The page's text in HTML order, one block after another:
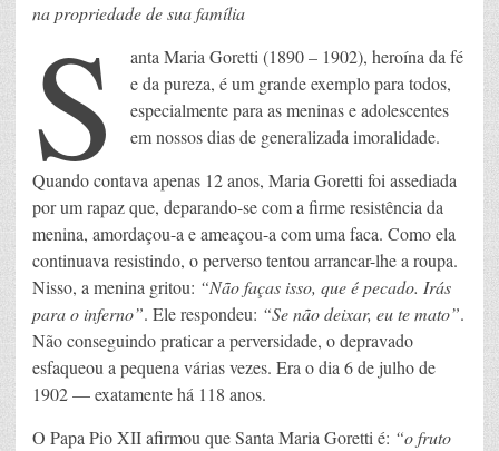
na propriedade de sua família
S
anta Maria Goretti (1890 – 1902), heroína da fé
e da pureza, é um grande exemplo para todos,
especialmente para as meninas e adolescentes
em nossos dias de generalizada imoralidade.
Quando contava apenas 12 anos, Maria Goretti foi assediada
por um rapaz que, deparando-se com a firme resistência da
menina, amordaçou-a e ameaçou-a com uma faca. Como ela
continuava resistindo, o perverso tentou arrancar-lhe a roupa.
Nisso, a menina gritou: “Não faças isso, que é pecado. Irás
para o inferno”. Ele respondeu: “Se não deixar, eu te mato”.
Não conseguindo praticar a perversidade, o depravado
esfaqueou a pequena várias vezes. Era o dia 6 de julho de
1902 — exatamente há 118 anos.
O Papa Pio XII afirmou que Santa Maria Goretti é: “o fruto